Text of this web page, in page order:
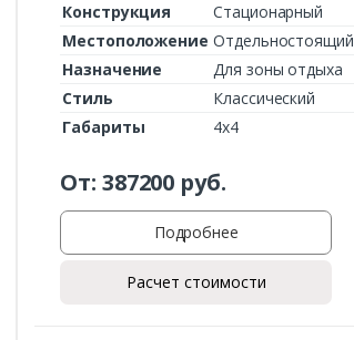
Конструкция
Стационарный
Местоположение Отдельностоящий
Назначение
Для зоны отдыха
Стиль
Классический
Габариты
4х4
От: 387200 руб.
Подробнее
Расчет стоимости